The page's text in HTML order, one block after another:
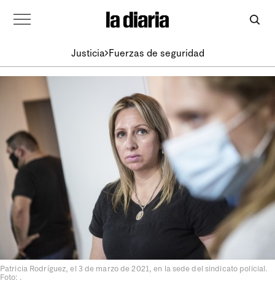
Justicia Fuerzas de seguridad
Patricia Rodríguez, el 3 de marzo de 2021, en la sede del sindicato policial.
Foto: .